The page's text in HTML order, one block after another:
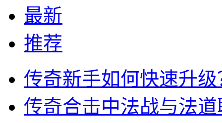
最新
推荐
传奇新手如何快速升
传奇合击中法战与法